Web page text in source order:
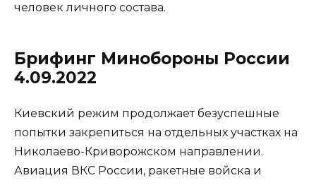
человек личного состава.
Брифинг Минобороны России
4.09.2022
Киевский режим продолжает безуспешные
попытки закрепиться на отдельных участках на
Николаево-Криворожском направлении.
Авиация ВКС России, ракетные войска и